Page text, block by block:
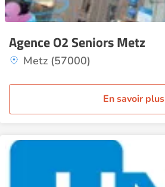
Agence O2 Seniors Metz
Metz (57000)
En savoir plus